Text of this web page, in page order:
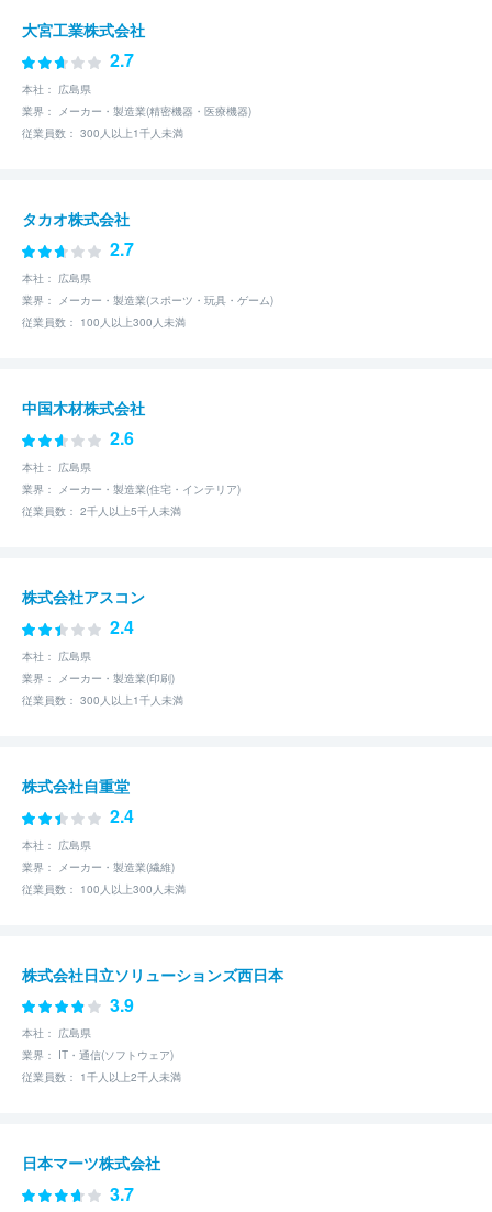
大宮工業株式会社
2.7
本社： 広島県
業界： メーカー・製造業(精密機器・医療機器)
従業員数： 300人以上1千人未満
タカオ株式会社
2.7
本社： 広島県
業界： メーカー・製造業(スポーツ・玩具・ゲーム)
従業員数： 100人以上300人未満
中国木材株式会社
2.6
本社： 広島県
業界： メーカー・製造業(住宅・インテリア)
従業員数： 2千人以上5千人未満
株式会社アスコン
2.4
本社： 広島県
業界： メーカー・製造業(印刷)
従業員数： 300人以上1千人未満
株式会社自重堂
2.4
本社： 広島県
業界： メーカー・製造業(繊維)
従業員数： 100人以上300人未満
株式会社日立ソリューションズ西日本
3.9
本社： 広島県
業界： IT・通信(ソフトウェア)
従業員数： 1千人以上2千人未満
日本マーツ株式会社
3.7